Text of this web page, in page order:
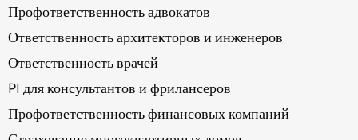
Профответственность адвокатов
Ответственность архитекторов и инженеров
Ответственность врачей
PI для консультантов и фрилансеров
Профответственность финансовых компаний